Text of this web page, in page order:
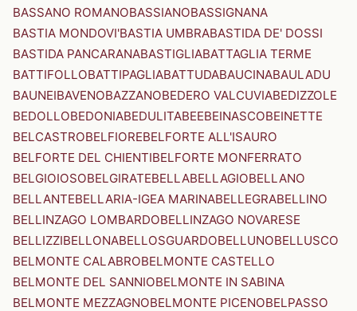
BASSANO ROMANOBASSIANOBASSIGNANA
BASTIA MONDOVI'BASTIA UMBRABASTIDA DE' DOSSI
BASTIDA PANCARANABASTIGLIABATTAGLIA TERME
BATTIFOLLOBATTIPAGLIABATTUDABAUCINABAULADU
BAUNEIBAVENOBAZZANOBEDERO VALCUVIABEDIZZOLE
BEDOLLOBEDONIABEDULITABEEBEINASCOBEINETTE
BELCASTROBELFIOREBELFORTE ALL'ISAURO
BELFORTE DEL CHIENTIBELFORTE MONFERRATO
BELGIOIOSOBELGIRATEBELLABELLAGIOBELLANO
BELLANTEBELLARIA-IGEA MARINABELLEGRABELLINO
BELLINZAGO LOMBARDOBELLINZAGO NOVARESE
BELLIZZIBELLONABELLOSGUARDOBELLUNOBELLUSCO
BELMONTE CALABROBELMONTE CASTELLO
BELMONTE DEL SANNIOBELMONTE IN SABINA
BELMONTE MEZZAGNOBELMONTE PICENOBELPASSO